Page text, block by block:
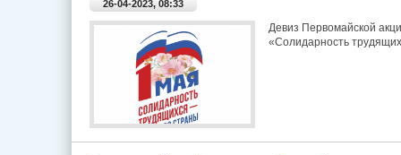
26-04-2023, 08:33
Девиз Первомайской
«Солидарность